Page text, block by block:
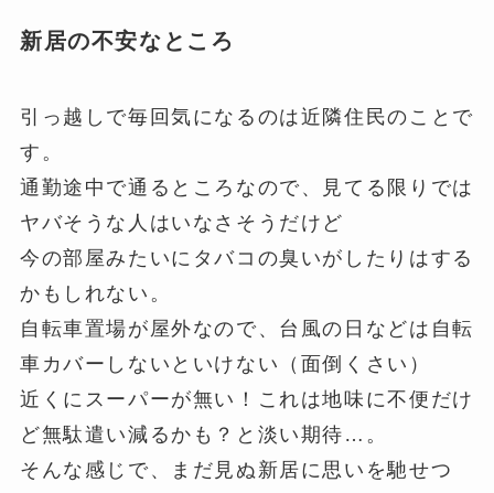
新居の不安なところ
引っ越しで毎回気になるのは近隣住民のことで
す。
通勤途中で通るところなので、見てる限りでは
ヤバそうな人はいなさそうだけど
今の部屋みたいにタバコの臭いがしたりはする
かもしれない。
自転車置場が屋外なので、台風の日などは自転
車カバーしないといけない（面倒くさい）
近くにスーパーが無い！これは地味に不便だけ
ど無駄遣い減るかも？と淡い期待…。
そんな感じで、まだ見ぬ新居に思いを馳せつ